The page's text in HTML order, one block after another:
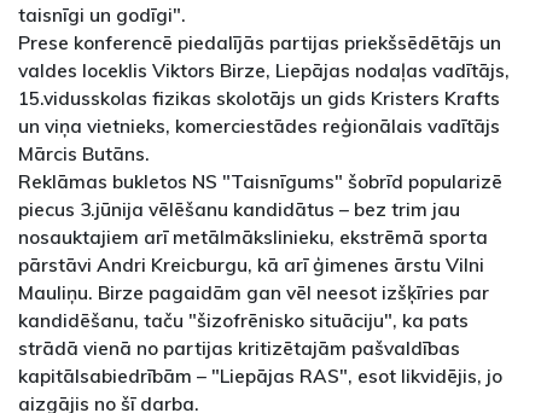
taisnīgi un godīgi".
Prese konferencē piedalījās partijas priekšsēdētājs un
valdes loceklis Viktors Birze, Liepājas nodaļas vadītājs,
15.vidusskolas fizikas skolotājs un gids Kristers Krafts
un viņa vietnieks, komerciestādes reģionālais vadītājs
Mārcis Butāns.
Reklāmas bukletos NS "Taisnīgums" šobrīd popularizē
piecus 3.jūnija vēlēšanu kandidātus – bez trim jau
nosauktajiem arī metālmākslinieku, ekstrēmā sporta
pārstāvi Andri Kreicburgu, kā arī ģimenes ārstu Vilni
Mauliņu. Birze pagaidām gan vēl neesot izšķīries par
kandidēšanu, taču "šizofrēnisko situāciju", ka pats
strādā vienā no partijas kritizētajām pašvaldības
kapitālsabiedrībām – "Liepājas RAS", esot likvidējis, jo
aizgājis no šī darba.